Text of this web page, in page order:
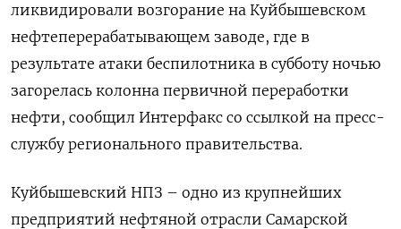
ликвидировали возгорание на Куйбышевском
нефтеперерабатывающем заводе, где в
результате атаки беспилотника в субботу ночью
загорелась колонна первичной переработки
нефти, сообщил Интерфакс со ссылкой на пресс-
службу регионального правительства.
Куйбышевский НПЗ – одно из крупнейших
предприятий нефтяной отрасли Самарской